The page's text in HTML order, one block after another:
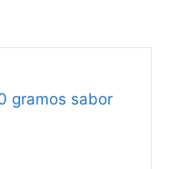
gramos sabor